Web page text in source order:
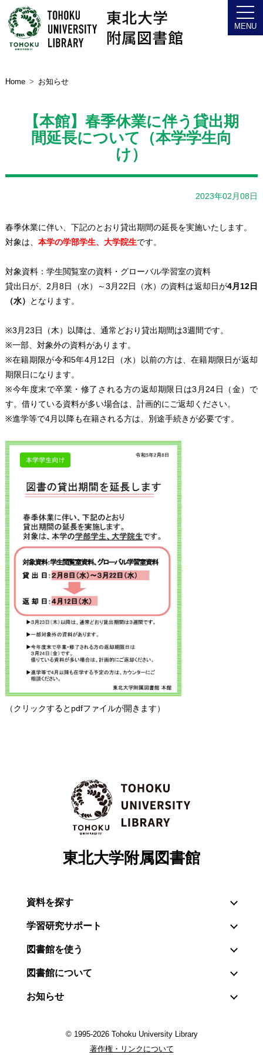
Home お知らせ
【本館】春季休業に伴う貸出期
間延長について（本学学生向
け）
2023年02月08日
春季休業に伴い、下記のとおり貸出期間の延長を実施いたします。
対象は、 本学の学部学生、大学院生です。
対象資料：学生閲覧室の資料・グローバル学習室の資料
貸出日が、2月8日（水）～3月22日（水）の資料は返却日が4月12日
（水）
となります。
※3月23日（木）以降は、通常どおり貸出期間は3週間です。
※一部、対象外の資料があります。
※在籍期限が令和5年4月12日（水）以前の方は、在籍期限日が返却
期限日になります。
※今年度末で卒業・修了される方の返却期限日は3月24日（金）で
す。借りている資料が多い場合は、計画的にご返却ください。
※進学等で4月以降も在籍される方は、別途手続きが必要です。
（クリックするとpdfファイルが開きます）
東北大学附属図書館
資料を探す
学習研究サポート
図書館を使う
図書館について
お知らせ
© 1995-2026 Tohoku University Library
著作権・リンクについて